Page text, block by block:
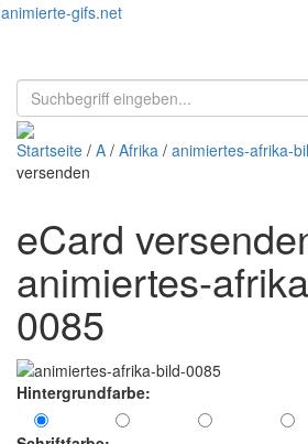
animierte-gifs.net
Startseite / A / Afrika / animiertes-afrika-
versenden
eCard
animiertes-
0085
Hintergrundfarbe: